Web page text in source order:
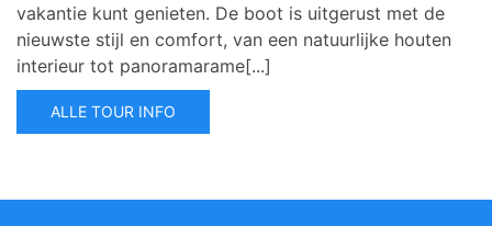
vakantie kunt genieten. De boot is uitgerust met de
nieuwste stijl en comfort, van een natuurlijke houten
interieur tot panoramarame[...]
ALLE TOUR INFO